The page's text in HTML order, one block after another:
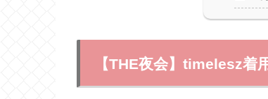
【THE夜会】timelesz着